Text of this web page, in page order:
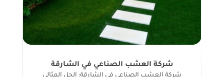
شركة العشب الصناعي في الشارقة